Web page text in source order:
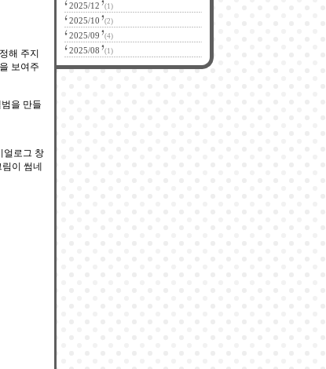
해 주지
보여주
을 만들
얼로그 창
이 썸네
2025/12 (1)
2025/10 (2)
2025/09 (4)
2025/08 (1)